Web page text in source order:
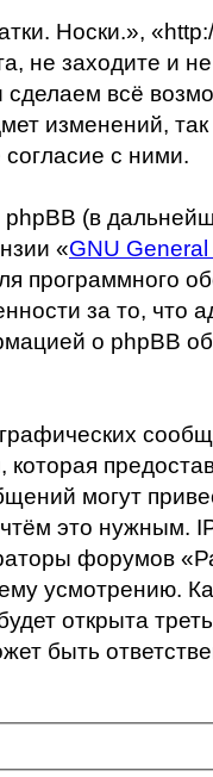
Носки.»,
не заходите и
всё
изменений, так
с ними.
(в
«GNU
программного
за то, что
о phpBB
могут
это нужным.
форумов
усмотрению.
открыта
быть